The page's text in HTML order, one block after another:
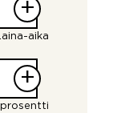
+
Laina-aika
+